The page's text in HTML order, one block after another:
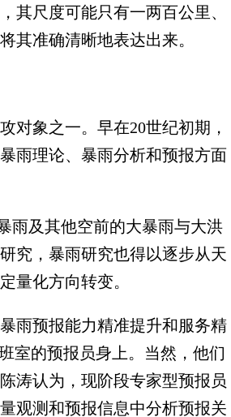
其尺度可能只有一两百公里、
其准确清晰地表达出来。
象之一。早在20世纪初期，
雨理论、暴雨分析和预报方面
及其他空前的大暴雨与大洪
究，暴雨研究也得以逐步从天
量化方向转变。
预报能力精准提升和服务精
室的预报员身上。当然，他们
涛认为，现阶段专家型预报员
观测和预报信息中分析预报关